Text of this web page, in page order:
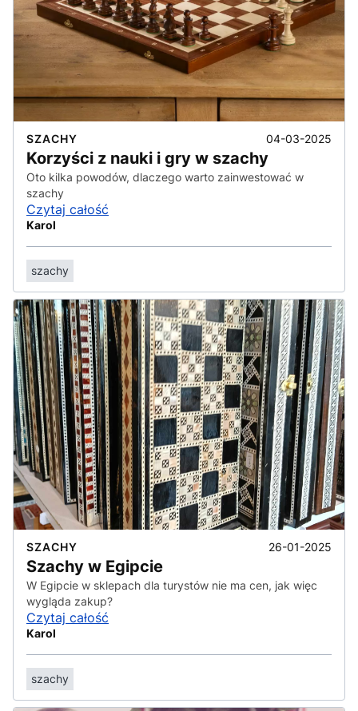
SZACHY 04-03-2025
Korzyści z nauki i gry w szachy
Oto kilka powodów, dlaczego warto zainwestować w
szachy
Czytaj całość
Karol
szachy
SZACHY 26-01-2025
Szachy w Egipcie
W Egipcie w sklepach dla turystów nie ma cen, jak więc
wygląda zakup?
Czytaj całość
Karol
szachy